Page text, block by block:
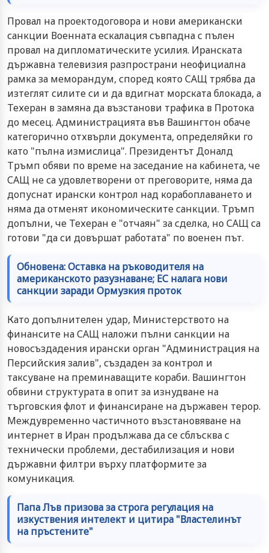
Провал на проектодоговора и нови американски
санкции Военната ескалация съвпадна с пълен
провал на дипломатическите усилия. Иранската
държавна телевизия разпространи неофициална
рамка за меморандум, според която САЩ трябва да
изтеглят силите си и да вдигнат морската блокада, а
Техеран в замяна да възстанови трафика в Протока
до месец. Администрацията във Вашингтон обаче
категорично отхвърли документа, определяйки го
като "пълна измислица". Президентът Доналд
Тръмп обяви по време на заседание на кабинета, че
САЩ не са удовлетворени от преговорите, няма да
допуснат ирански контрол над корабоплаването и
няма да отменят икономическите санкции. Тръмп
допълни, че Техеран е "отчаян" за сделка, но САЩ са
готови "да си довършат работата" по военен път.
Обновена: Оставка на ръководителя на
американското разузнаване; ЕС налага нови
санкции заради Ормузкия проток
Като допълнителен удар, Министерството на
финансите на САЩ наложи пълни санкции на
новосъздадения ирански орган "Администрация на
Персийския залив", създаден за контрол и
таксуване на преминаващите кораби. Вашингтон
обвини структурата в опит за изнудване на
търговския флот и финансиране на държавен терор.
Междувременно частичното възстановяване на
интернет в Иран продължава да се сблъсква с
технически проблеми, дестабилизация и нови
държавни филтри върху платформите за
комуникация.
Папа Лъв призова за строга регулация на
изкуствения интелект и цитира "Властелинът
на пръстените"